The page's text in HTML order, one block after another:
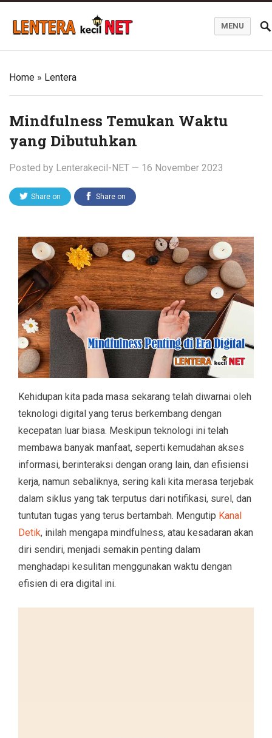
MENU
Home » Lentera
Mindfulness Temukan Waktu
yang Dibutuhkan
Posted by Lenterakecil-NET — 16 November 2023
Share on Share on
Kehidupan kita pada masa sekarang telah diwarnai oleh
teknologi digital yang terus berkembang dengan
kecepatan luar biasa. Meskipun teknologi ini telah
membawa banyak manfaat, seperti kemudahan akses
informasi, berinteraksi dengan orang lain, dan efisiensi
kerja, namun sebaliknya, sering kali kita merasa terjebak
dalam siklus yang tak terputus dari notifikasi, surel, dan
tuntutan tugas yang terus bertambah. Mengutip Kanal
Detik, inilah mengapa mindfulness, atau kesadaran akan
diri sendiri, menjadi semakin penting dalam
menghadapi kesulitan menggunakan waktu dengan
efisien di era digital ini.